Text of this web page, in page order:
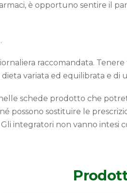
è opportuno sentire il
raccomandata.
variata ed equilibrata e di
schede prodotto che
possono sostituire le
integratori non vanno intesi